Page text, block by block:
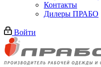
Контакты
Дилеры ПРАБО
Войти